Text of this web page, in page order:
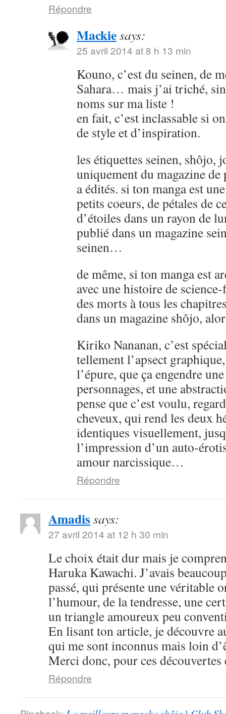
Répondre
Mackiesays:
25 avril 2014 at 8 h 13 min
Kouno, c’est du seinen, de
Sahara… mais j’ai triché,
noms sur ma liste !
en fait, c’est inclassable si
de style et d’inspiration.
les étiquettes seinen, shôjo,
uniquement du magazine
a édités. si ton manga est
petits coeurs, de pétales de
d’étoiles dans un rayon de
publié dans un magazine
seinen…
de même, si ton manga est
avec une histoire de
des morts à tous les
dans un magazine shôjo,
Kiriko Nananan, c’est
tellement l’apsect
l’épure, que ça engendre
personnages, et une
pense que c’est voulu,
cheveux, qui rend les deux
identiques visuellement,
l’impression d’un auto-
amour narcissique…
Répondre
Amadissays:
27 avril 2014 at 12 h 30 min
Le choix était dur mais je
Haruka Kawachi. J’avais
passé, qui présente une véritable
l’humour, de la tendresse, une
un triangle amoureux peu
En lisant ton article, je découvre
qui me sont inconnus mais loin
Merci donc, pour ces
Répondre